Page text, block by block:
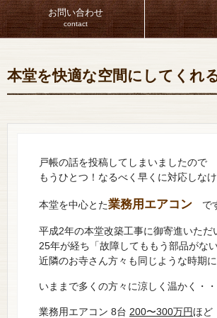
お問い合わせ
contact
本堂を快適な空間にしてくれ
戸帳の話を投稿してしまいましたので
もうひとつ！なるべく早くに対応しな
本堂を中心とた業務用エアコン で
平成2年の本堂改築工事に御寄進いただ
25年が経ち「故障してももう部品がな
近隣のお寺さん方々も同じような時期
いままで多くの方々に涼しく温かく・
業務用エアコン 8台 200〜300万円ほど